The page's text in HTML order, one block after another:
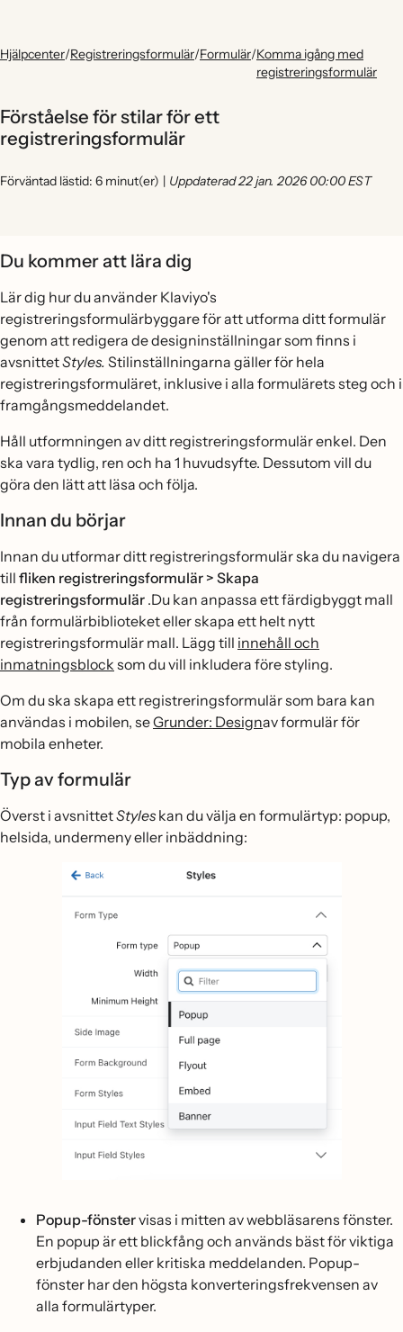
Hjälpcenter/Registreringsformulär/Formulär/Komma igång med
registreringsformulär
Förståelse för stilar för ett
registreringsformulär
Förväntad lästid: 6 minut(er) | Uppdaterad 22 jan. 2026 00:00 EST
Du kommer att lära dig
Lär dig hur du använder Klaviyo's
registreringsformulärbyggare för att utforma ditt formulär
genom att redigera de designinställningar som finns i
avsnittetStyles. Stilinställningarna gäller för hela
registreringsformuläret, inklusive i alla formulärets steg och i
framgångsmeddelandet.
Håll utformningen av ditt registreringsformulär enkel. Den
ska vara tydlig, ren och ha 1 huvudsyfte. Dessutom vill du
göra den lätt att läsa och följa.
Innan du börjar
Innan du utformar ditt registreringsformulär ska du navigera
till fliken registreringsformulär > Skapa
registreringsformulär .Du kan anpassa ett färdigbyggt mall
från formulärbiblioteket eller skapa ett helt nytt
registreringsformulär mall. Lägg till innehåll och
inmatningsblock som du vill inkludera före styling.
Om du ska skapa ett registreringsformulär som bara kan
användas i mobilen, seGrunder: Designav formulär för
mobila enheter.
Typ av formulär
Överst i avsnittetStyleskan du välja en formulärtyp: popup,
helsida, undermeny eller inbäddning:
Popup-fönstervisas i mitten av webbläsarens fönster.
En popup är ett blickfång och används bäst för viktiga
erbjudanden eller kritiska meddelanden. Popup-
fönster har den högsta konverteringsfrekvensen av
alla formulärtyper.